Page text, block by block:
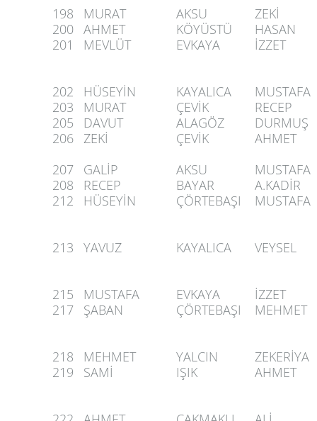
198 MURAT AKSU
ZEKİ
200 AHMET KÖYÜSTÜ
HASAN
201
MEVLÜT EVKAYA İZZET
202 HÜSEYİN KAYALICA
MUSTAFA
203
MURAT ÇEVİK
RECEP
205
DAVUT ALAGÖZ
DURMUŞ
206 ZEKİ ÇEVİK
AHMET
207
GALİP AKSU
MUSTAFA
208
RECEP BAYAR
A.KADİR
212
HÜSEYİN ÇÖRTEBAŞI MUSTAFA
213 YAVUZ KAYALICA VEYSEL
215 MUSTAFA EVKAYA
İZZET
217
ŞABAN ÇÖRTEBAŞI MEHMET
218 MEHMET YALCIN
ZEKERİYA
219
SAMİ IŞIK AHMET